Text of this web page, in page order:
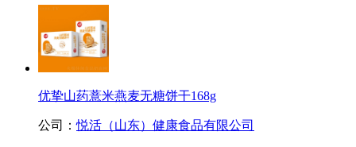
优挚山药薏米燕麦无糖饼干168g
公司：悦活（山东）健康食品有限公司